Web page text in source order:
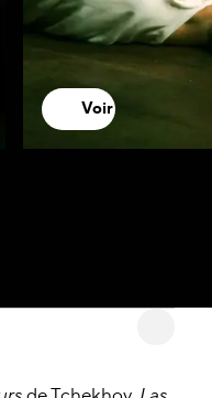
Voir